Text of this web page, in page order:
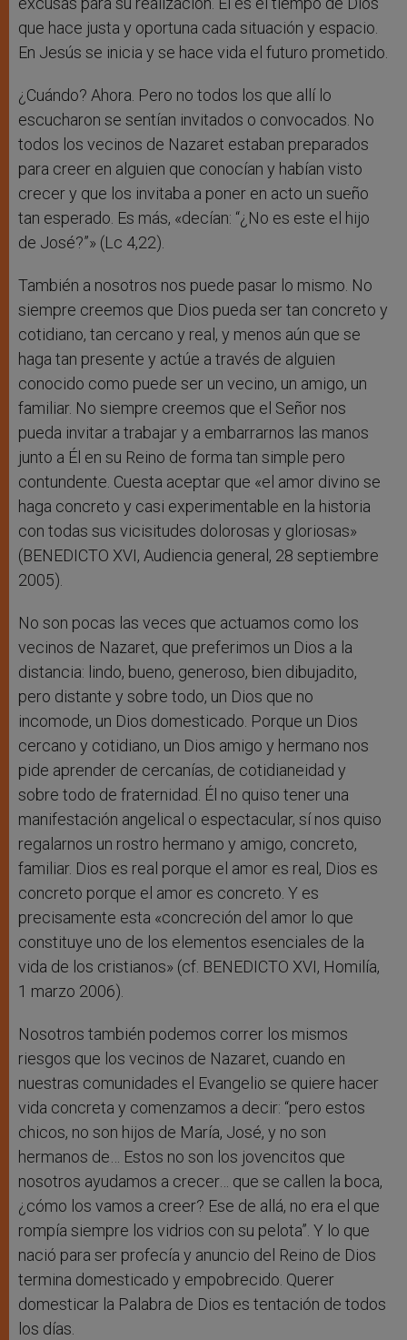
que hace justa y oportuna cada situación y espacio.
En Jesús se inicia y se hace vida el futuro prometido.
¿Cuándo? Ahora. Pero no todos los que allí lo
escucharon se sentían invitados o convocados. No
todos los vecinos de Nazaret estaban preparados
para creer en alguien que conocían y habían visto
crecer y que los invitaba a poner en acto un sueño
tan esperado. Es más, «decían: “¿No es este el hijo
de José?”» (Lc 4,22).
También a nosotros nos puede pasar lo mismo. No
siempre creemos que Dios pueda ser tan concreto y
cotidiano, tan cercano y real, y menos aún que se
haga tan presente y actúe a través de alguien
conocido como puede ser un vecino, un amigo, un
familiar. No siempre creemos que el Señor nos
pueda invitar a trabajar y a embarrarnos las manos
junto a Él en su Reino de forma tan simple pero
contundente. Cuesta aceptar que «el amor divino se
haga concreto y casi experimentable en la historia
con todas sus vicisitudes dolorosas y gloriosas»
(BENEDICTO XVI, Audiencia general, 28 septiembre
2005).
No son pocas las veces que actuamos como los
vecinos de Nazaret, que preferimos un Dios a la
distancia: lindo, bueno, generoso, bien dibujadito,
pero distante y sobre todo, un Dios que no
incomode, un Dios domesticado. Porque un Dios
cercano y cotidiano, un Dios amigo y hermano nos
pide aprender de cercanías, de cotidianeidad y
sobre todo de fraternidad. Él no quiso tener una
manifestación angelical o espectacular, sí nos quiso
regalarnos un rostro hermano y amigo, concreto,
familiar. Dios es real porque el amor es real, Dios es
concreto porque el amor es concreto. Y es
precisamente esta «concreción del amor lo que
constituye uno de los elementos esenciales de la
vida de los cristianos» (cf. BENEDICTO XVI, Homilía,
1 marzo 2006).
Nosotros también podemos correr los mismos
riesgos que los vecinos de Nazaret, cuando en
nuestras comunidades el Evangelio se quiere hacer
vida concreta y comenzamos a decir: “pero estos
chicos, no son hijos de María, José, y no son
hermanos de… Estos no son los jovencitos que
nosotros ayudamos a crecer… que se callen la boca,
¿cómo los vamos a creer? Ese de allá, no era el que
rompía siempre los vidrios con su pelota”. Y lo que
nació para ser profecía y anuncio del Reino de Dios
termina domesticado y empobrecido. Querer
domesticar la Palabra de Dios es tentación de todos
los días.